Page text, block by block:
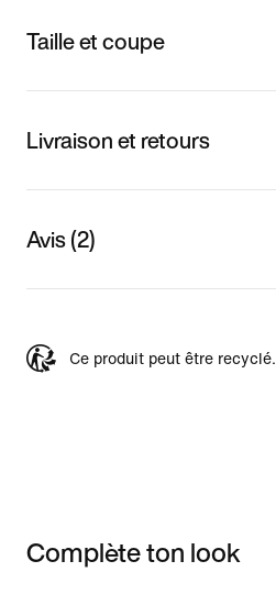
Taille et coupe
Livraison et retours
Avis (2)
Ce produit peut être recyclé.
Complète ton look